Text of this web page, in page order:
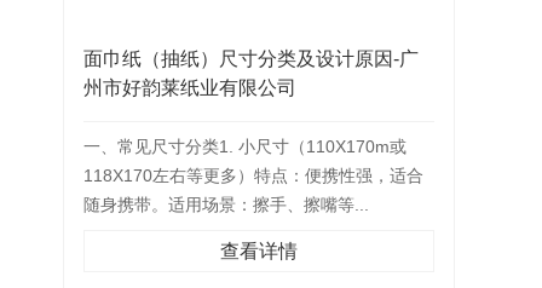
面巾纸（抽纸）尺寸分类及设计原因-广
州市好韵莱纸业有限公司
一、常见尺寸分类1. 小尺寸（110X170m或
118X170左右等更多）特点：便携性强，适合
随身携带。适用场景：擦手、擦嘴等...
查看详情